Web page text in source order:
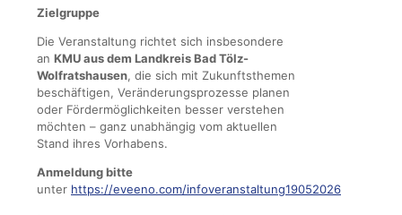
Zielgruppe
Die Veranstaltung richtet sich insbesondere
an KMU aus dem Landkreis Bad Tölz-
Wolfratshausen, die sich mit Zukunftsthemen
beschäftigen, Veränderungsprozesse planen
oder Fördermöglichkeiten besser verstehen
möchten – ganz unabhängig vom aktuellen
Stand ihres Vorhabens.
Anmeldung bitte
unter https://eveeno.com/infoveranstaltung19052026